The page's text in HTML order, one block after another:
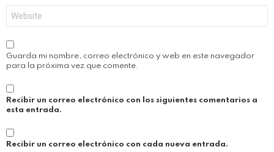
Guarda mi nombre, correo electrónico y web en este navegador
para la próxima vez que comente.
Recibir un correo electrónico con los siguientes comentarios a
esta entrada.
Recibir un correo electrónico con cada nueva entrada.